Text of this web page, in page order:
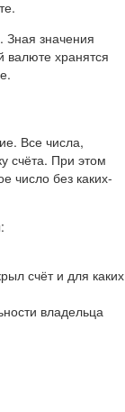
Зная значения
валюте хранятся
Все числа,
счёта. При этом
число без каких-
счёт и для каких
владельца